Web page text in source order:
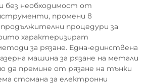
без необходимост от
промени в
процедури за
характеризират
за рязане. Една-единствена
машина за рязане на метали
да премине от рязане на тънки
стомана за електронни